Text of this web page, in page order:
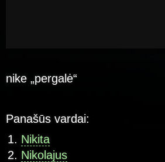
nike „pergalė“
Panašūs vardai:
Nikita
Nikolajus